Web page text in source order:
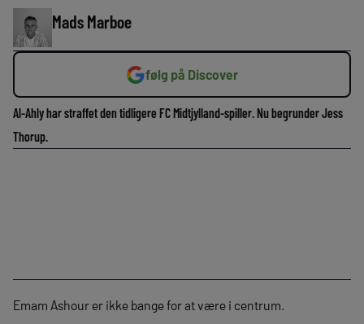
Mads Marboe
følg på Discover
Al-Ahly har straffet den tidligere FC Midtjylland-spiller. Nu begrunder Jess
Thorup.
Emam Ashour er ikke bange for at være i centrum.